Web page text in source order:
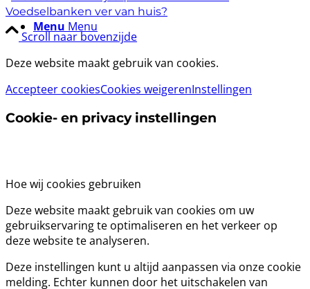
Menu Menu
Voedselbanken ver van huis?
Scroll naar bovenzijde
Deze website maakt gebruik van cookies.
Accepteer cookiesCookies weigerenInstellingen
Cookie- en privacy instellingen
Hoe wij cookies gebruiken
Deze website maakt gebruik van cookies om uw
gebruikservaring te optimaliseren en het verkeer op
deze website te analyseren.
Deze instellingen kunt u altijd aanpassen via onze cookie
melding. Echter kunnen door het uitschakelen van